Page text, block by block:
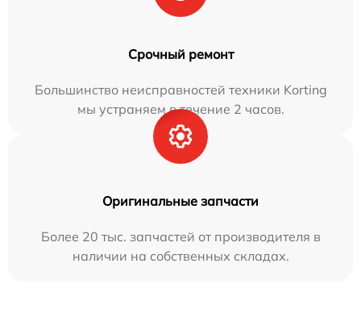
Срочный ремонт
Большинство неисправностей техники Korting
мы устраняем в течение 2 часов.
Оригинальные запчасти
Более 20 тыс. запчастей от производителя в
наличии на собственных складах.